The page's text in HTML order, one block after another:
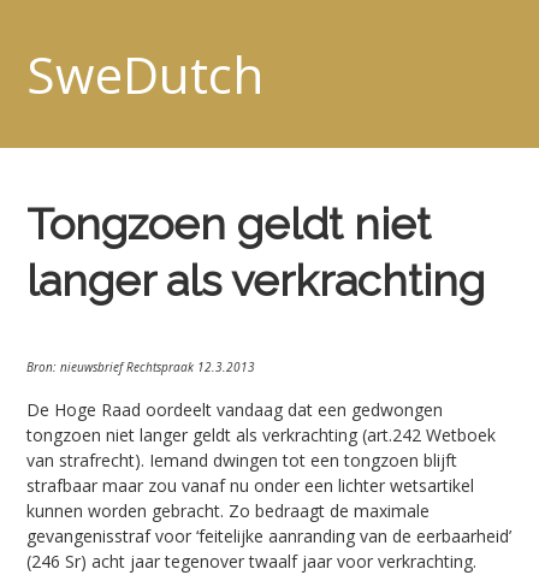
SweDutch
Tongzoen geldt niet
langer als verkrachting
Bron: nieuwsbrief Rechtspraak 12.3.2013
De Hoge Raad oordeelt vandaag dat een gedwongen
tongzoen niet langer geldt als verkrachting (art.242 Wetboek
van strafrecht). Iemand dwingen tot een tongzoen blijft
strafbaar maar zou vanaf nu onder een lichter wetsartikel
kunnen worden gebracht. Zo bedraagt de maximale
gevangenisstraf voor ‘feitelijke aanranding van de eerbaarheid’
(246 Sr) acht jaar tegenover twaalf jaar voor verkrachting.